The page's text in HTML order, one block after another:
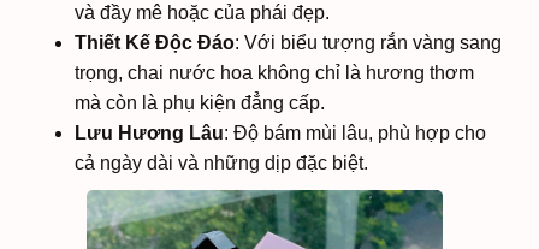
và đầy mê hoặc của phái đẹp.
Thiết Kế Độc Đáo: Với biểu tượng rắn vàng sang
trọng, chai nước hoa không chỉ là hương thơm
mà còn là phụ kiện đẳng cấp.
Lưu Hương Lâu: Độ bám mùi lâu, phù hợp cho
cả ngày dài và những dịp đặc biệt.